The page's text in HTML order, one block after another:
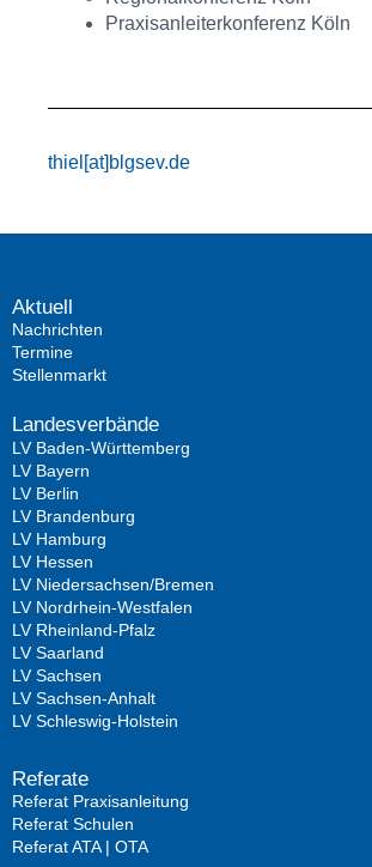
Praxisanleiterkonferenz Köln
thiel[at]blgsev.de
Aktuell
Nachrichten
Termine
Stellenmarkt
Landesverbände
LV Baden-Württemberg
LV Bayern
LV Berlin
LV Brandenburg
LV Hamburg
LV Hessen
LV Niedersachsen/Bremen
LV Nordrhein-Westfalen
LV Rheinland-Pfalz
LV Saarland
LV Sachsen
LV Sachsen-Anhalt
LV Schleswig-Holstein
Referate
Referat Praxisanleitung
Referat Schulen
Referat ATA | OTA